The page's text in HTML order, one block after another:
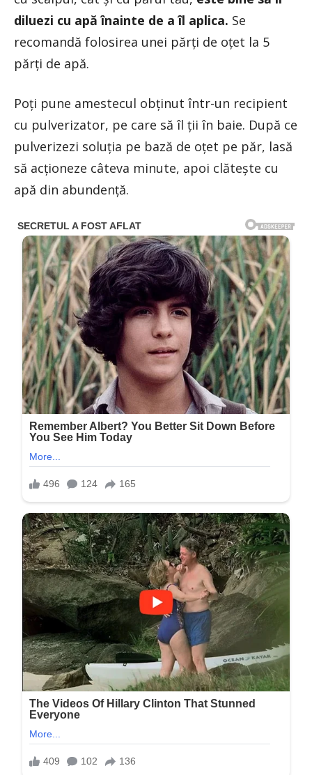
diluezi cu apă înainte de a îl aplica. Se
recomandă folosirea unei părți de oțet la 5
părți de apă.
Poți pune amestecul obținut într-un recipient
cu pulverizator, pe care să îl ții în baie. După ce
pulverizezi soluția pe bază de oțet pe păr, lasă
să acționeze câteva minute, apoi clătește cu
apă din abundență.